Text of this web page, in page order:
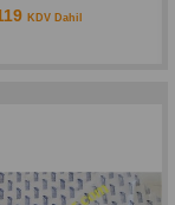
KDV Dahil